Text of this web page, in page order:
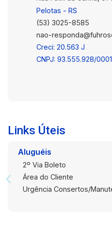
Pelotas - RS
(53) 3025-8585
nao-
Creci: 20.563 J
CNPJ: 93.555.928/
Links Úteis
Aluguéis
2º Via Boleto
Área do Cliente
Urgência Consertos/